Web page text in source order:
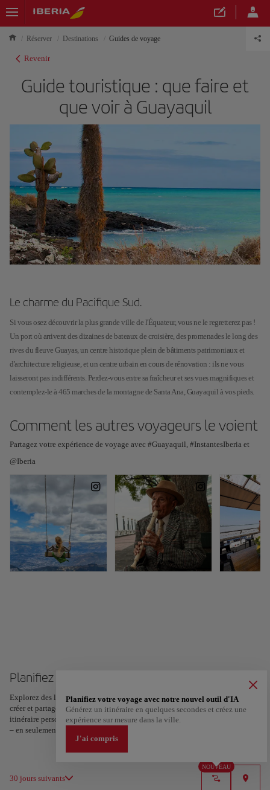
Réserver Destinations Guides de voyage
Revenir
Guide touristique : que faire et
que voir à Guayaquil
Le charme du Pacifique Sud.
Si vous osez découvrir la plus grande ville de l'Équateur, vous ne le regretterez pas !
Un port où arrivent des dizaines de bateaux de croisière, des promenades le long des
rives du fleuve Guayas, un centre historique plein de bâtiments patrimoniaux et
d'architecture religieuse, et un centre urbain en cours de rénovation : ils ne vous
laisseront pas indifférents. Perdez-vous entre sa fraîcheur et ses vues magnifiques et
contemplez-le à 465 marches de la montagne de Santa Ana, Guayaquil à vos pieds.
Comment les autres voyageurs le voient
Partagez votre expérience de voyage avec #Guayaquil, #InstantesIberia et
@Iberia
Planifiez votre voyage à Guayaquil
Explorez des lieux et des expériences, et marquez vos favoris d’un cœur pour
créer et partager votre itinéraire. Vous voulez plus d’idées ? Obtenez un
itinéraire personnalisé selon vos centres d’intérêt et la durée de votre voyage
– en seulement deux étapes et téléchargeable sur Google Maps.
30 jours suivants
NOUVEAU
Planifiez votre voyage avec notre nouvel outil d'IA
Générez un itinéraire en quelques secondes et créez une
expérience sur mesure dans la ville.
J'ai compris